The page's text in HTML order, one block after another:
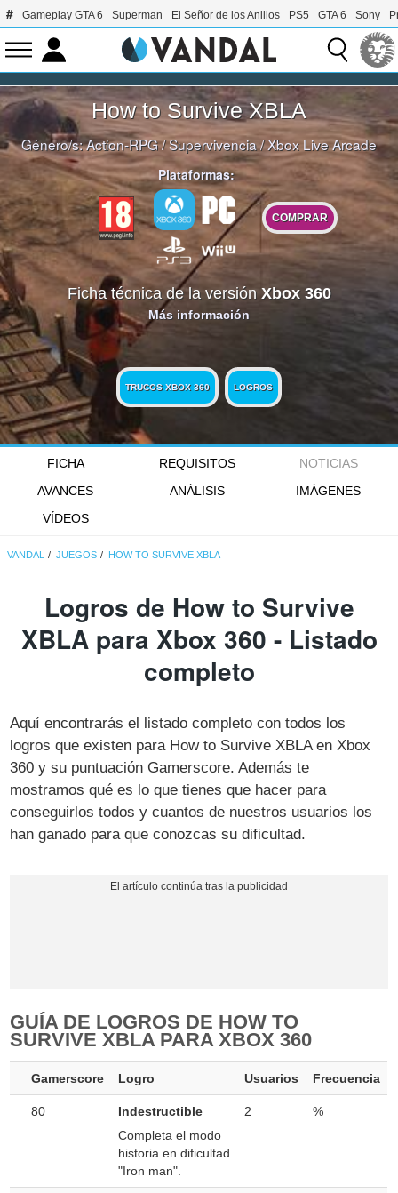
Gameplay GTA 6 Superman El Señor de los Anillos PS5 GTA 6 Sony
How to Survive XBLA
Género/s:Action-RPG/Supervivencia/Xbox Live Arcade
Plataformas:
COMPRAR
Ficha técnica de la versión Xbox 360
Más información
TRUCOS XBOX 360 LOGROS
FICHA REQUISITOS
NOTICIAS
AVANCES
ANÁLISIS
IMÁGENES
VÍDEOS
VANDAL JUEGOS HOW TO SURVIVE XBLA
Logros de How to Survive
XBLA para Xbox 360 - Listado
completo
Aquí encontrarás el listado completo con todos los
logros que existen para How to Survive XBLA en Xbox
360 y su puntuación Gamerscore. Además te
mostramos qué es lo que tienes que hacer para
conseguirlos todos y cuantos de nuestros usuarios los
han ganado para que conozcas su dificultad.
GUÍA DE LOGROS DE HOW TO
SURVIVE XBLA PARA XBOX 360
Gamerscore Logro Usuarios Frecuencia
80
Indestructible
Completa el modo
historia en dificultad
"Iron man".
2 %